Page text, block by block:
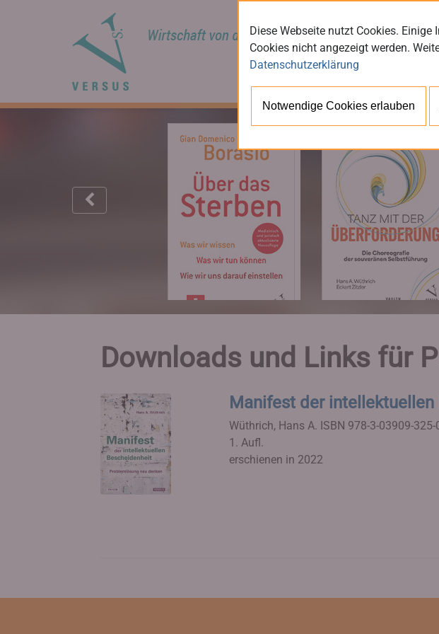
Downloads und Links für
Manifest der
Wüthrich, Hans A. ISBN 978-3-03909-325-
1. Aufl.
erschienen in 2022
Diese Webseite nutzt Cookies.
Cookies nicht angezeigt werden.
Datenschutzerklärung
Notwendige Cookies erlauben